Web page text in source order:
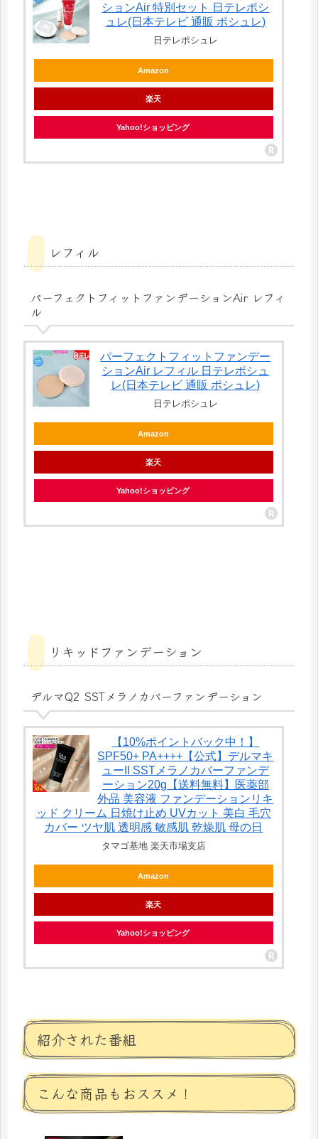
ションAir 特別セット 日テレポシ
ュレ(日本テレビ 通販 ポシュレ)
日テレポシュレ
Amazon
楽天
Yahoo!ショッピング
レフィル
パーフェクトフィットファンデーションAir レフィ
ル
パーフェクトフィットファンデー
ションAir レフィル 日テレポシュ
レ(日本テレビ 通販 ポシュレ)
日テレポシュレ
Amazon
楽天
Yahoo!ショッピング
リキッドファンデーション
デルマQ2 SSTメラノカバーファンデーション
【10%ポイントバック中！】
SPF50+ PA++++【公式】デルマキ
ューII SSTメラノカバーファンデ
ーション20g【送料無料】医薬部
外品 美容液 ファンデーションリキ
ッド クリーム 日焼け止め UVカット 美白 毛穴
カバー ツヤ肌 透明感 敏感肌 乾燥肌 母の日
タマゴ基地 楽天市場支店
Amazon
楽天
Yahoo!ショッピング
紹介された番組
こんな商品もおススメ！